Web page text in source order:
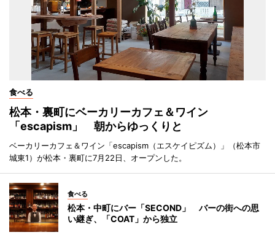
食べる
松本・裏町にベーカリーカフェ＆ワイン
「escapism」 朝からゆっくりと
ベーカリーカフェ＆ワイン「escapism（エスケイピズム）」（松本市
城東1）が松本・裏町に7月22日、オープンした。
食べる
松本・中町にバー「SECOND」 バーの街への思
い継ぎ、「COAT」から独立